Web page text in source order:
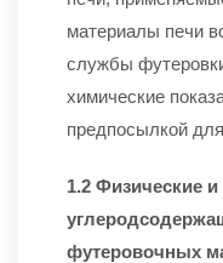
материалы печи
службы
химические
предпосылкой
1.2 Физические
футеровочных